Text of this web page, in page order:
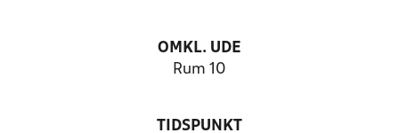
OMKL. UDE
Rum 10
TIDSPUNKT